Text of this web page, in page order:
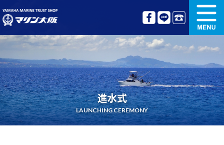
中古艇情報
オリジナル艤装 ボート免許講習
更新講習 クルージング情報
進水式
LAUNCHING CEREMONY